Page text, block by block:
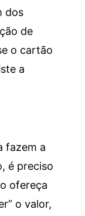
dos
de
o cartão
a
fazem a
é preciso
ofereça
o valor,